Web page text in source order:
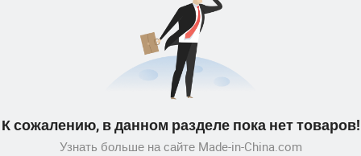
К сожалению, в данном разделе пока нет товаров!
Узнать больше на сайте Made-in-China.com